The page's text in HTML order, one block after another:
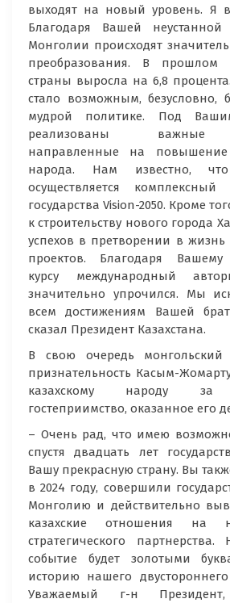
выходят на новый уровень. Я
Благодаря Вашей неустанной
Монголии происходят
преобразования. В прошлом
страны выросла на 6,8
стало возможным, безусловно,
мудрой политике. Под
реализованы важные
направленные на повышение
народа. Нам известно,
осуществляется
государства Vision-2050. Кроме
к строительству нового города
успехов в претворении в жизнь
проектов. Благодаря Вашему
курсу международный
значительно упрочился. Мы
всем достижениям Вашей
сказал Президент Казахстана.
В свою очередь
признательность Касым-
казахскому народу за
гостеприимство, оказанное его
– Очень рад, что имею
спустя двадцать лет
Вашу прекрасную страну. Вы
в 2024 году, совершили
Монголию и действительно
казахские отношения на
стратегического
событие будет золотыми
историю нашего двустороннего
Уважаемый г-н